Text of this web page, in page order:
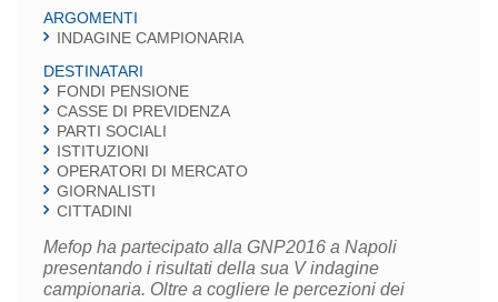
ARGOMENTI
INDAGINE CAMPIONARIA
DESTINATARI
FONDI PENSIONE
CASSE DI PREVIDENZA
PARTI SOCIALI
ISTITUZIONI
OPERATORI DI MERCATO
GIORNALISTI
CITTADINI
Mefop ha partecipato alla GNP2016 a Napoli
presentando i risultati della sua V indagine
campionaria. Oltre a cogliere le percezioni dei